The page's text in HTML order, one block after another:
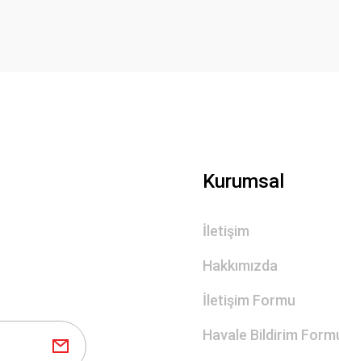
Kurumsal
İletişim
Hakkımızda
İletişim Formu
Havale Bildirim